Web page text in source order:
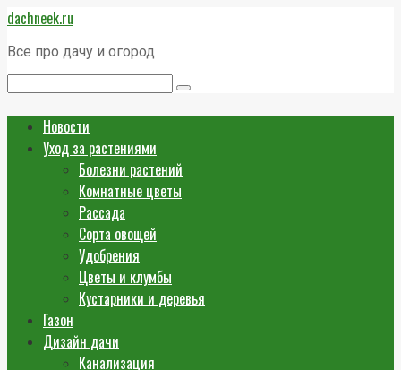
Перейти
к
контенту
dachneek.ru
Все про дачу и огород
Новости
Уход за растениями
Болезни растений
Комнатные цветы
Рассада
Сорта овощей
Удобрения
Цветы и клумбы
Кустарники и деревья
Газон
Дизайн дачи
Канализация